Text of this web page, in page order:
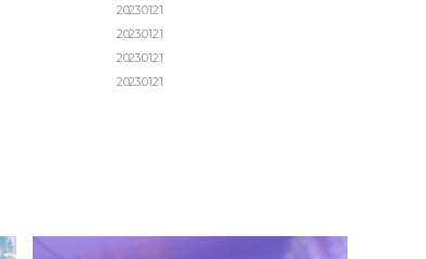
2023.01.21
2023.01.21
2023.01.21
2023.01.21